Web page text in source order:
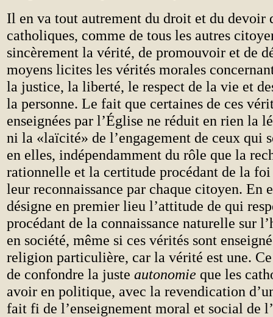
Il en va tout autrement du droit et du devoir
catholiques, comme de tous les autres
sincèrement la vérité, de promouvoir et de
moyens licites les vérités morales
la justice, la liberté, le respect de la vie et
la personne. Le fait que certaines de ces
enseignées par l’Église ne réduit en rien la
ni la «laïcité» de l’engagement de ceux qui
en elles, indépendamment du rôle que la
rationnelle et la certitude procédant de la foi
leur reconnaissance par chaque citoyen. En
désigne en premier lieu l’attitude de qui
procédant de la connaissance naturelle sur
en société, même si ces vérités sont
religion particulière, car la vérité est une.
de confondre la juste autonomie que les
avoir en politique, avec la revendication
fait fi de l’enseignement moral et social de